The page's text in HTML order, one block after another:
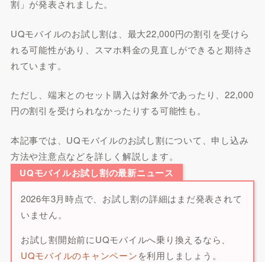
割」が発表されました。
UQモバイルのお試し割は、最大22,000円の割引を受けら
れる可能性があり、スマホ料金の見直しができると期待さ
れています。
ただし、端末とのセット購入は対象外であったり、22,000
円の割引を受けられなかったりする可能性も。
本記事では、UQモバイルのお試し割について、申し込み
方法や注意点などを詳しく解説します。
UQモバイルお試し割の最新ニュース
2026年3月時点で、お試し割の詳細はまだ発表されて
いません。
お試し割開始前にUQモバイルへ乗り換えるなら、
UQモバイルのキャンペーンを利用しましょう。